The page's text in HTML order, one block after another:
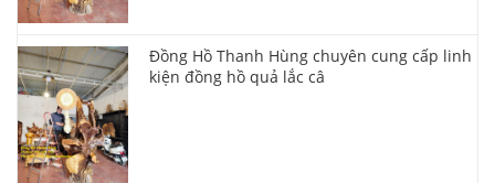
Đồng Hồ Thanh Hùng chuyên cung cấp linh
kiện đồng hồ quả lắc câ